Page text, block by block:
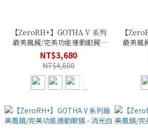
【ZeroRH+】GOTHA V 系列
最美風鏡/完美功能運動眼鏡 -
湛藍
NT$3,680
NT$4,600
【
最美風